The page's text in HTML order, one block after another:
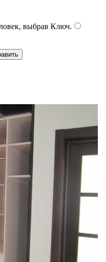
выбрав Ключ.